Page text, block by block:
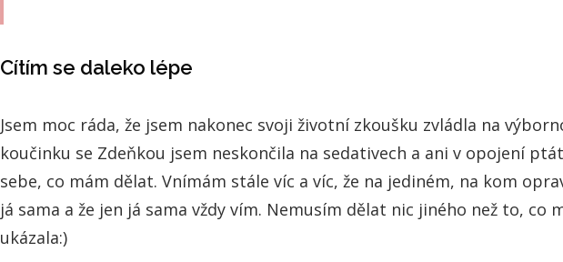
Cítím se daleko lépe
Jsem moc ráda, že jsem nakonec svoji životní zkoušku zvládla na
koučinku se Zdeňkou jsem neskončila na sedativech a ani v opojení
sebe, co mám dělat. Vnímám stále víc a víc, že na jediném, na kom
já sama a že jen já sama vždy vím. Nemusím dělat nic jiného než to, co
ukázala:)